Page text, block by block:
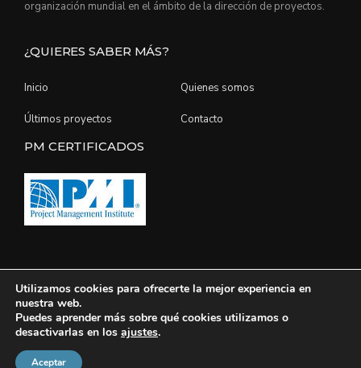
organización mundial en el ámbito de la dirección de proyectos.
¿QUIERES SABER MÁS?
Inicio Quienes somos
Últimos proyectos Contacto
PM CERTIFICADOS
Utilizamos cookies para ofrecerte la mejor experiencia en
nuestra web.
Puedes aprender más sobre qué cookies utilizamos o
desactivarlas en los ajustes.
Aceptar